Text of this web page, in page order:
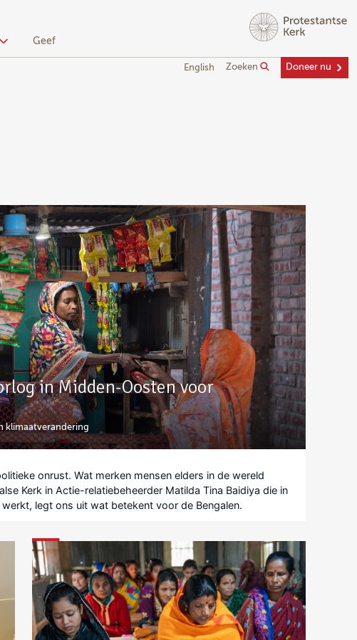
Geef
English Zoeken Doneer nu
in Midden-Oosten voor
klimaatverandering
onrust. Wat merken mensen elders in de wereld
Kerk in Actie-relatiebeheerder Matilda Tina Baidiya die in
legt ons uit wat betekent voor de Bengalen.